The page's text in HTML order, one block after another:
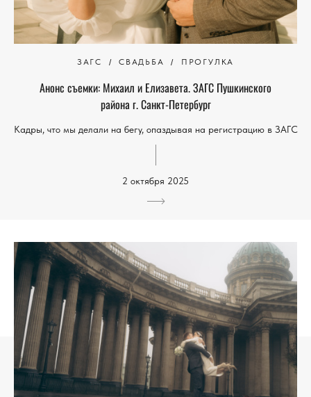
ЗАГС СВАДЬБА ПРОГУЛКА
Анонс съемки: Михаил и Елизавета. ЗАГС Пушкинского
района г. Санкт-Петербург
Кадры, что мы делали на бегу, опаздывая на регистрацию в ЗАГС
2 октября 2025